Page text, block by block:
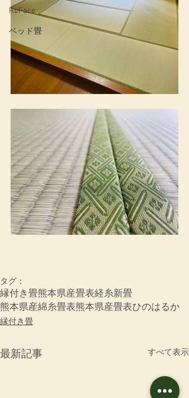
ReFace
ベッド畳
タグ：
縁付き畳熊本県産畳表経糸新畳
熊本県産綿糸畳表熊本県産畳表ひのはるか
縁付き畳
最新記事 すべて表示